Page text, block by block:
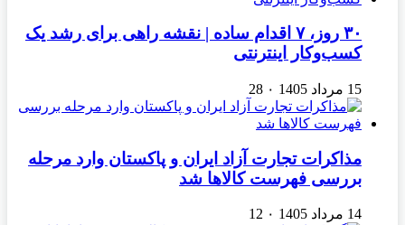
۳۰ روز، ۷ اقدام ساده | نقشه راهی برای رشد یک
کسب‌وکار اینترنتی
15 مرداد 1405 ۰ 28
مذاکرات تجارت آزاد ایران و پاکستان وارد مرحله
بررسی فهرست کالاها شد
14 مرداد 1405 ۰ 12